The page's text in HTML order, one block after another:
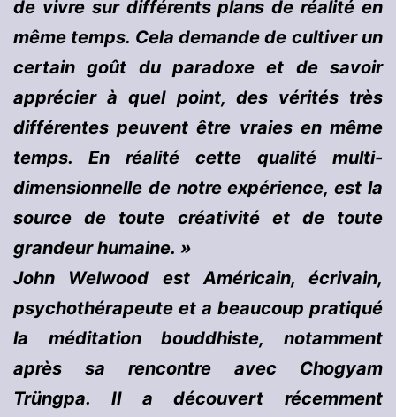
de vivre sur différents plans de réalité en
même temps. Cela demande de cultiver un
certain goût du paradoxe et de savoir
apprécier à quel point, des vérités très
différentes peuvent être vraies en même
temps. En réalité cette qualité multi-
dimensionnelle de notre expérience, est la
source de toute créativité et de toute
grandeur humaine. »
John Welwood est Américain, écrivain,
psychothérapeute et a beaucoup pratiqué
la méditation bouddhiste, notamment
après sa rencontre avec Chogyam
Trüngpa. Il a découvert récemment